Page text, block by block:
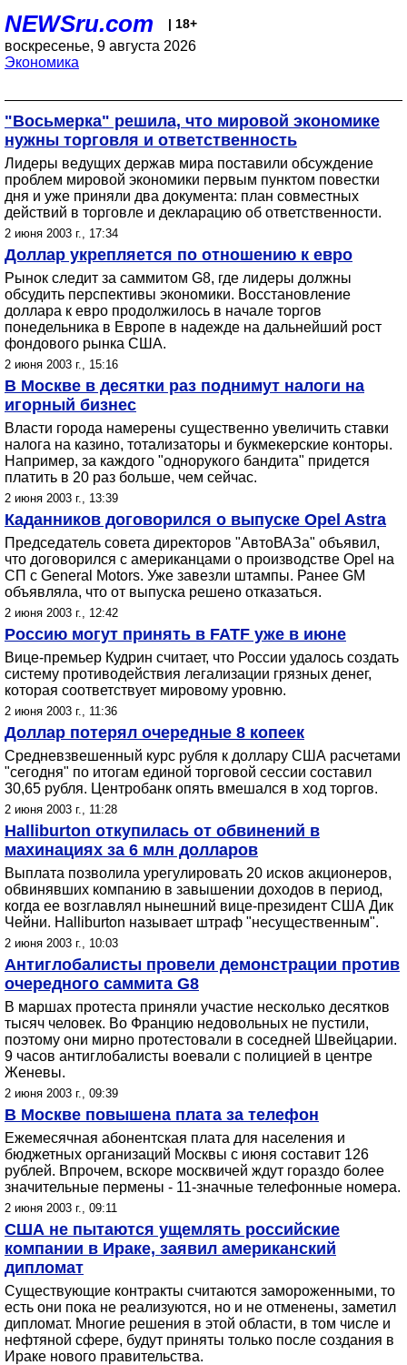
NEWSru.com | 18+
воскресенье, 9 августа 2026
Экономика
"Восьмерка" решила, что мировой экономике
нужны торговля и ответственность
Лидеры ведущих держав мира поставили обсуждение
проблем мировой экономики первым пунктом повестки
дня и уже приняли два документа: план совместных
действий в торговле и декларацию об ответственности.
2 июня 2003 г., 17:34
Доллар укрепляется по отношению к евро
Рынок следит за саммитом G8, где лидеры должны
обсудить перспективы экономики. Восстановление
доллара к евро продолжилось в начале торгов
понедельника в Европе в надежде на дальнейший рост
фондового рынка США.
2 июня 2003 г., 15:16
В Москве в десятки раз поднимут налоги на
игорный бизнес
Власти города намерены существенно увеличить ставки
налога на казино, тотализаторы и букмекерские конторы.
Например, за каждого "однорукого бандита" придется
платить в 20 раз больше, чем сейчас.
2 июня 2003 г., 13:39
Каданников договорился о выпуске Opel Astra
Председатель совета директоров "АвтоВАЗа" объявил,
что договорился с американцами о производстве Opel на
СП с Genеral Motors. Уже завезли штампы. Ранее GM
объявляла, что от выпуска решено отказаться.
2 июня 2003 г., 12:42
Россию могут принять в FATF уже в июне
Вице-премьер Кудрин считает, что России удалось создать
систему противодействия легализации грязных денег,
которая соответствует мировому уровню.
2 июня 2003 г., 11:36
Доллар потерял очередные 8 копеек
Средневзвешенный курс рубля к доллару США расчетами
"сегодня" по итогам единой торговой сессии составил
30,65 рубля. Центробанк опять вмешался в ход торгов.
2 июня 2003 г., 11:28
Halliburton откупилась от обвинений в
махинациях за 6 млн долларов
Выплата позволила урегулировать 20 исков акционеров,
обвинявших компанию в завышении доходов в период,
когда ее возглавлял нынешний вице-президент США Дик
Чейни. Halliburton называет штраф "несущественным".
2 июня 2003 г., 10:03
Антиглобалисты провели демонстрации против
очередного саммита G8
В маршах протеста приняли участие несколько десятков
тысяч человек. Во Францию недовольных не пустили,
поэтому они мирно протестовали в соседней Швейцарии.
9 часов антиглобалисты воевали с полицией в центре
Женевы.
2 июня 2003 г., 09:39
В Москве повышена плата за телефон
Ежемесячная абонентская плата для населения и
бюджетных организаций Москвы с июня составит 126
рублей. Впрочем, вскоре москвичей ждут гораздо более
значительные пермены - 11-значные телефонные номера.
2 июня 2003 г., 09:11
США не пытаются ущемлять российские
компании в Ираке, заявил американский
дипломат
Существующие контракты считаются замороженными, то
есть они пока не реализуются, но и не отменены, заметил
дипломат. Многие решения в этой области, в том числе и
нефтяной сфере, будут приняты только после создания в
Ираке нового правительства.